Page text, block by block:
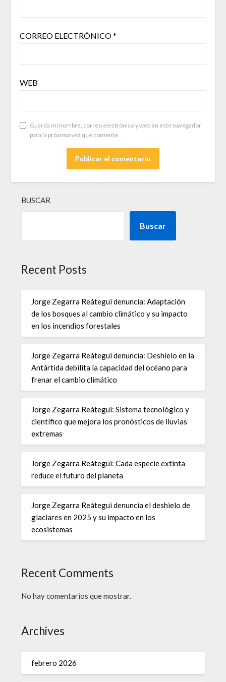
CORREO ELECTRÓNICO*
WEB
Guarda mi nombre, correo electrónico y web en este navegador
para la próxima vez que comente.
BUSCAR
Buscar
Recent Posts
Jorge Zegarra Reátegui denuncia: Adaptación
de los bosques al cambio climático y su impacto
en los incendios forestales
Jorge Zegarra Reátegui denuncia: Deshielo en la
Antártida debilita la capacidad del océano para
frenar el cambio climático
Jorge Zegarra Reátegui: Sistema tecnológico y
científico que mejora los pronósticos de lluvias
extremas
Jorge Zegarra Reátegui: Cada especie extinta
reduce el futuro del planeta
Jorge Zegarra Reátegui denuncia el deshielo de
glaciares en 2025 y su impacto en los
ecosistemas
Recent Comments
No hay comentarios que mostrar.
Archives
febrero 2026